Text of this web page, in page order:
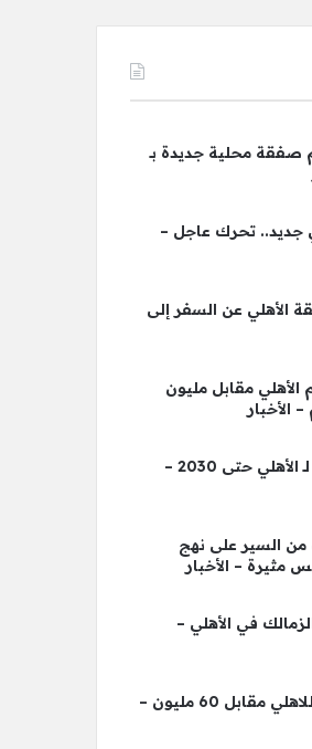
صفقة محلية جديدة بـ
جديد.. تحرك عاجل –
الأهلي عن السفر إلى
مقابل مليون
الأخبار
عاجل| الحريف يوقع لـ الأهلي حتى 2030 –
من السير على نهج
مثيرة – الأخبار
في الأهلي –
عاجل| الساحر يوقع للاهلي مقابل 60 مليون –